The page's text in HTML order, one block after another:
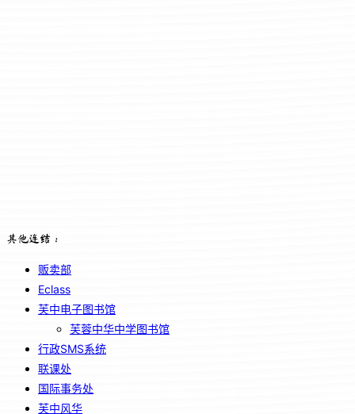
其他连结：
贩卖部
Eclass
芙中电子图书馆
芙蓉中华中学图书馆
行政SMS系统
联课处
国际事务处
芙中风华